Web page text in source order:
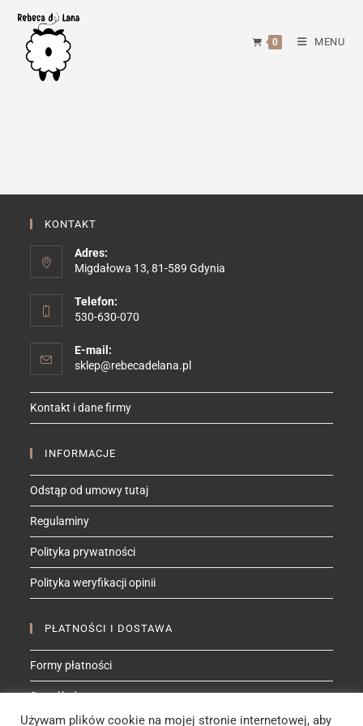
content
0 MENU
KONTAKT
Adres:
Migdałowa 13, 81-589 Gdynia
Telefon:
530-630-070
E-mail:
sklep@rebecadelana.plOpens
your
Kontakt i dane firmy
INFORMACJE
Odstąp od umowy tutaj
Regulaminy
Polityka prywatności
Polityka weryfikacji opinii
PŁATNOŚCI I DOSTAWA
Formy płatności
Sposób dostawy
Używam plików cookie na mojej stronie internetowej, aby